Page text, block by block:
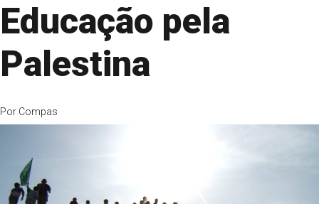
Educação pela
Palestina
Por Compas